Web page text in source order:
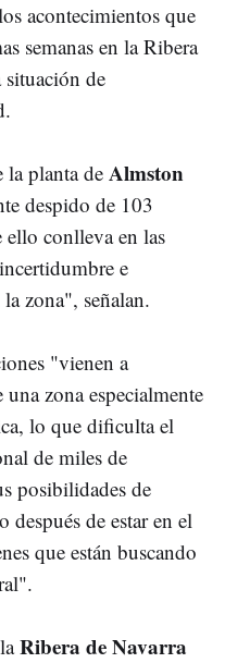
acontecimientos que
semanas en la Ribera
situación de
la planta de Almston
despido de 103
ello conlleva en las
e
zona", señalan.
"vienen a
zona especialmente
lo que dificulta el
de miles de
posibilidades de
después de estar en el
que están buscando
Ribera de Navarra